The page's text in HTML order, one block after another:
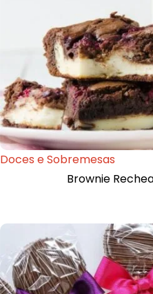
Doces e Sobremesas
Brownie